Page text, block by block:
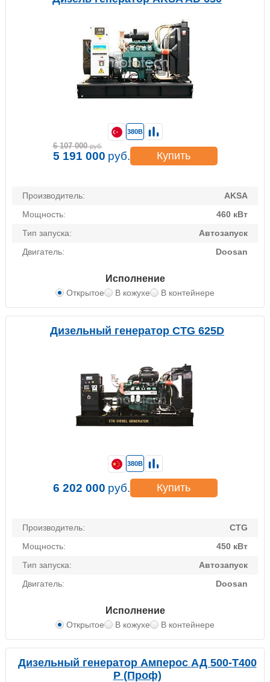
Производитель:
AKSA
Мощность:
460 кВт
Тип запуска:
Автозапуск
Двигатель:
Doosan
Исполнение
Открытое В кожухе В контейнере
380В
6 107 000 руб.
5 191 000 руб. Купить
Дизельный генератор CTG 625D
Производитель:
CTG
Мощность:
450 кВт
Тип запуска:
Автозапуск
Двигатель:
Doosan
Исполнение
Открытое В кожухе В контейнере
380В
6 202 000 руб. Купить
Дизельный генератор Амперос АД 500-Т400
P (Проф)